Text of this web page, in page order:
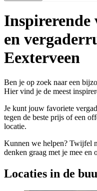
Inspirerende
en
Eexterveen
Ben je op zoek naar een
Hier vind je de meest
Je kunt jouw favoriete
tegen de beste prijs of een
locatie.
Kunnen we helpen? Twijfel
denken graag met je mee en
Locaties in de